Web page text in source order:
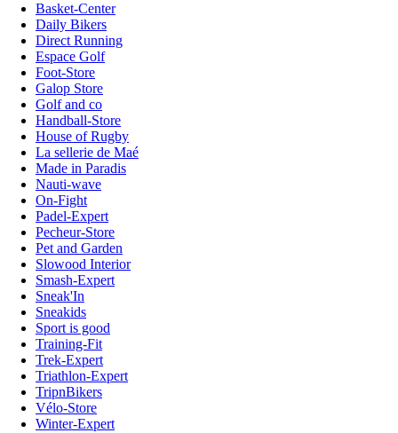
Basket-Center
Daily Bikers
Direct Running
Espace Golf
Foot-Store
Galop Store
Golf and co
Handball-Store
House of Rugby
La sellerie de Maé
Made in Paradis
Nauti-wave
On-Fight
Padel-Expert
Pecheur-Store
Pet and Garden
Slowood Interior
Smash-Expert
Sneak'In
Sneakids
Sport is good
Training-Fit
Trek-Expert
Triathlon-Expert
TripnBikers
Vélo-Store
Winter-Expert